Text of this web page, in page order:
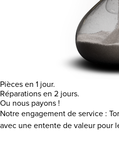
Pièces en 1 jour.
Réparations en 2 jours.
Ou nous payons !
Notre engagement de service :
avec une entente de valeur pour